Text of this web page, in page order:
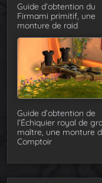
Guide d’obtention du
Firmami primitif, une
monture de raid
Guide d’obtention de
l’Échiquier royal de
maître, une monture
Comptoir